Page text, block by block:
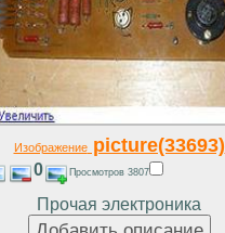
Изображениеpicture(33693)
0 Просмотров 3807
Прочая электроника